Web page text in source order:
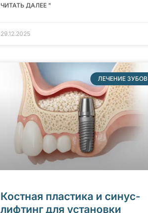
ЧИТАТЬ ДАЛЕЕ "
29.12.2025
ЛЕЧЕНИЕ ЗУБОВ
Костная пластика и синус-
лифтинг для установки